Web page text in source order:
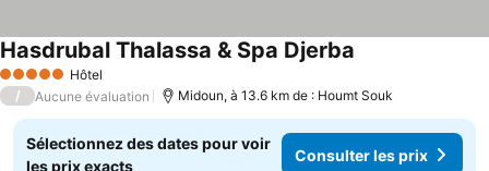
5 Étoiles Hôtel
Hasdrubal Thalassa & Spa Djerba
/ Aucune évaluation Midoun, à 13.6 km de : Houmt Souk
Sélectionnez des dates pour voir
les prix exacts
Consulter les prix